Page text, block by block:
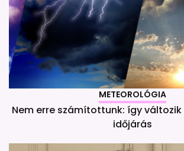
METEOROLÓGIA
Nem erre számítottunk: így
időjárás